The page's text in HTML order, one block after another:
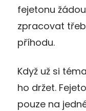
fejetonu
zpracovat
příhodu.
Když už si
ho držet.
pouze na